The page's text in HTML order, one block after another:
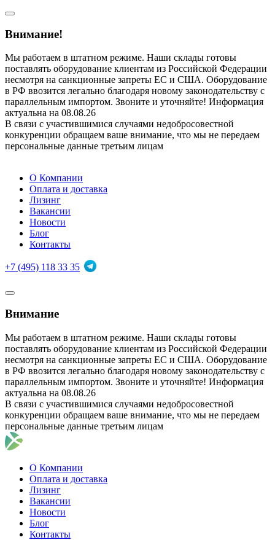
Внимание!
Мы работаем в штатном режиме. Наши склады готовы
поставлять оборудование клиентам из Российской Федерации
несмотря на санкционные запреты ЕС и США. Оборудование
в РФ ввозится легально благодаря новому законодательству с
параллельным импортом. Звоните и уточняйте! Информация
актуальна на 08.08.26
В связи с участившимися случаями недобросовестной
конкуренции обращаем ваше внимание, что мы не передаем
персональные данные третьим лицам
О Компании
Оплата и доставка
Лизинг
Вакансии
Новости
Блог
Контакты
+7 (495) 118 33 35
Внимание
Мы работаем в штатном режиме. Наши склады готовы
поставлять оборудование клиентам из Российской Федерации
несмотря на санкционные запреты ЕС и США. Оборудование
в РФ ввозится легально благодаря новому законодательству с
параллельным импортом. Звоните и уточняйте! Информация
актуальна на 08.08.26
В связи с участившимися случаями недобросовестной
конкуренции обращаем ваше внимание, что мы не передаем
персональные данные третьим лицам
О Компании
Оплата и доставка
Лизинг
Вакансии
Новости
Блог
Контакты